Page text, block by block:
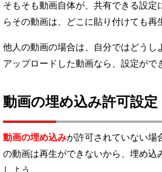
そもそも動画自体が、共有できる設定
らその動画は、どこに貼り付けても再
他人の動画の場合は、自分ではどうし
アップロードした動画なら、設定がで
動画の埋め込み許可設定
動画の埋め込みが許可されていない場
の動画は再生ができないから、埋め込
しよう。